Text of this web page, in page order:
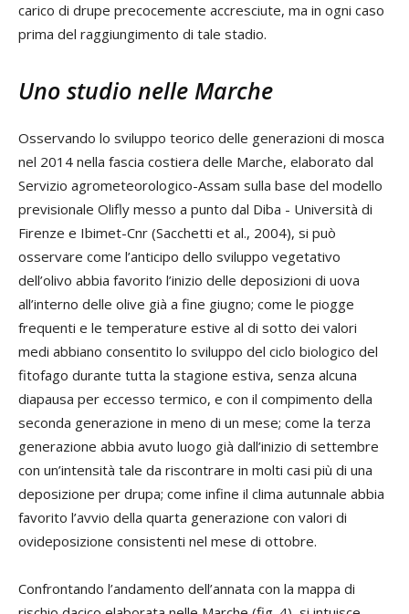
carico di drupe precocemente accresciute, ma in ogni caso
prima del raggiungimento di tale stadio.
Uno studio nelle Marche
Osservando lo sviluppo teorico delle generazioni di mosca
nel 2014 nella fascia costiera delle Marche, elaborato dal
Servizio agrometeorologico-Assam sulla base del modello
previsionale Olifly messo a punto dal Diba - Università di
Firenze e Ibimet-Cnr (Sacchetti et al., 2004), si può
osservare come l’anticipo dello sviluppo vegetativo
dell’olivo abbia favorito l’inizio delle deposizioni di uova
all’interno delle olive già a fine giugno; come le piogge
frequenti e le temperature estive al di sotto dei valori
medi abbiano consentito lo sviluppo del ciclo biologico del
fitofago durante tutta la stagione estiva, senza alcuna
diapausa per eccesso termico, e con il compimento della
seconda generazione in meno di un mese; come la terza
generazione abbia avuto luogo già dall’inizio di settembre
con un’intensità tale da riscontrare in molti casi più di una
deposizione per drupa; come infine il clima autunnale abbia
favorito l’avvio della quarta generazione con valori di
ovideposizione consistenti nel mese di ottobre.
Confrontando l’andamento dell’annata con la mappa di